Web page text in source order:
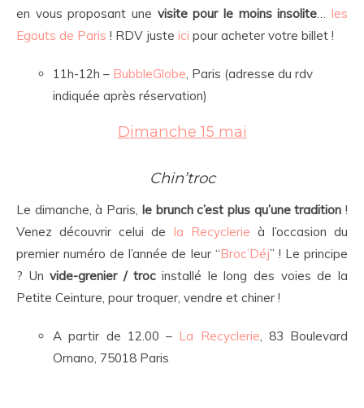
en vous proposant une visite pour le moins insolite…les
Egouts de Paris ! RDV juste ici pour acheter votre billet !
11h-12h – BubbleGlobe, Paris (adresse du rdv
indiquée après réservation)
Dimanche 15 mai
Chin’troc
Le dimanche, à Paris, le brunch c’est plus qu’une tradition !
Venez découvrir celui de la Recyclerie à l’occasion du
premier numéro de l’année de leur “Broc’Déj” ! Le principe
? Unvide-grenier / trocinstallé le long des voies de la
Petite Ceinture, pour troquer, vendre et chiner !
A partir de 12.00 – La Recyclerie, 83 Boulevard
Ornano, 75018 Paris